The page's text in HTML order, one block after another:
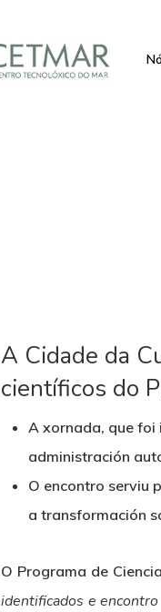
A Cidade da
científicos do
A xornada, que foi
administración
O encontro serviu
a transformación
O Programa de
identificados e